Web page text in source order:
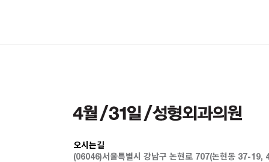
오시는길
(06046)서울특별시 강남구 논현로 707(논현동 37-19,